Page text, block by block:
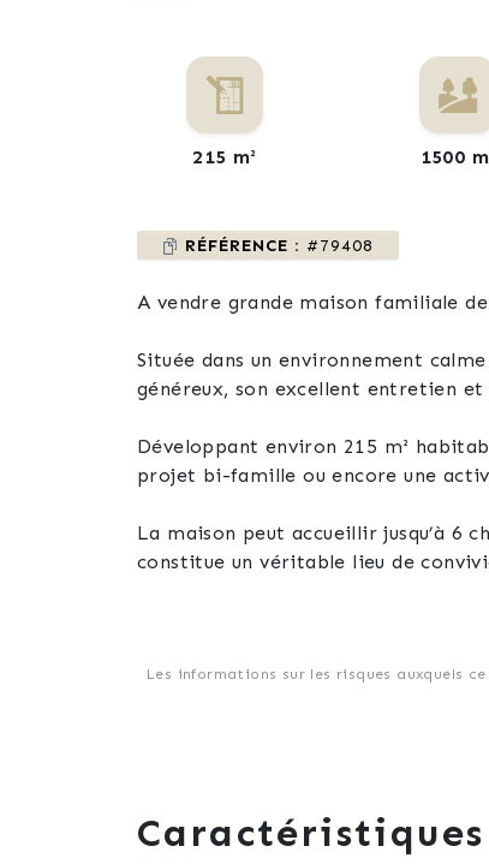
215 m² 1500
RÉFÉRENCE : #79408
A vendre grande maison familiale
Située dans un environnement
généreux, son excellent entretien
Développant environ 215 m²
projet bi-famille ou encore une
La maison peut accueillir jusqu’à 6
constitue un véritable lieu de
Sous-sol entièrement carrelé
Les informations sur les risques auxquels
Caractéristiques